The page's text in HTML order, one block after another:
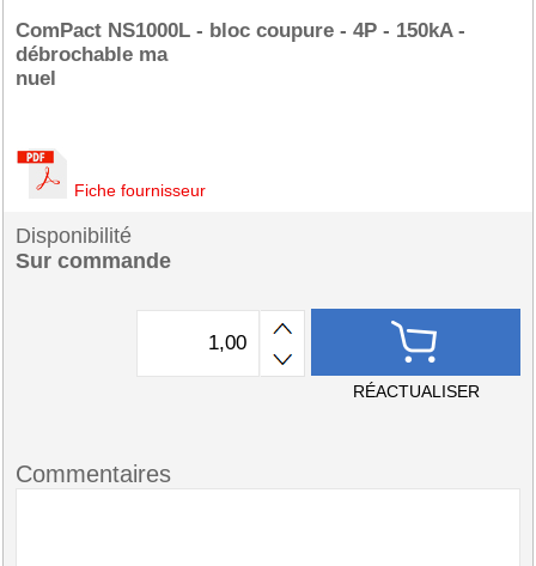
ComPact NS1000L - bloc coupure - 4P - 150kA -
débrochable ma
nuel
Fiche fournisseur
Disponibilité
Sur commande
RÉACTUALISER
Commentaires